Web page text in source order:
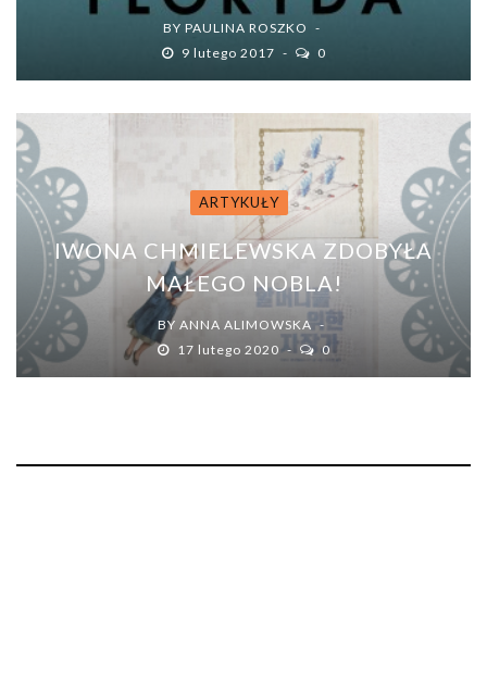
BY PAULINA ROSZKO
9 lutego 2017
0
ARTYKUŁY
IWONA CHMIELEWSKA ZDOBYŁA
MAŁEGO NOBLA!
BY ANNA ALIMOWSKA
17 lutego 2020
0